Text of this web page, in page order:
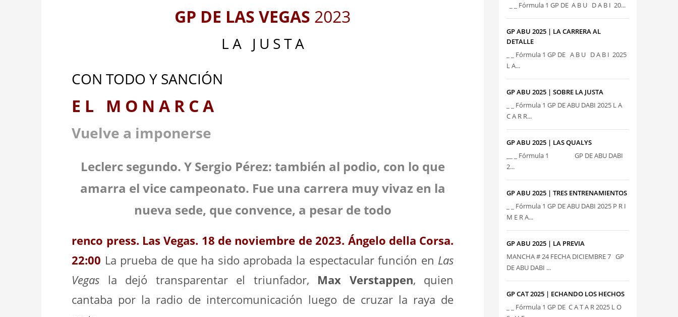
GP DE LAS VEGAS 2023
L A J U S T A
CON TODO Y SANCIÓN
E L M O N A R C A
Vuelve a imponerse
Leclerc segundo. Y Sergio Pérez: también al podio, con lo que
amarra el vice campeonato. Fue una carrera muy vivaz en la
nueva sede, que convence, a pesar de todo
renco press. Las Vegas. 18 de noviembre de 2023. Ángelo della Corsa.
22:00 La prueba de que ha sido aprobada la espectacular función en Las
Vegas la dejó transparentar el triunfador, Max Verstappen, quien
cantaba por la radio de intercomunicación luego de cruzar la raya de
_ _ Fórmula 1 GP DE A B U D A B I 20...
GP ABU 2025 | LA CARRERA AL
DETALLE
_ _ Fórmula 1 GP DE A B U D A B I 2025
L A...
GP ABU 2025 | SOBRE LA JUSTA
_ _ Fórmula 1 GP DE ABU DABI 2025 L A
C A R R...
GP ABU 2025 | LAS QUALYS
__ _ Fórmula 1 GP DE ABU DABI
2...
GP ABU 2025 | TRES ENTRENAMIENTOS
_ _ Fórmula 1 GP DE ABU DABI 2025 P R I
M E R A...
GP ABU 2025 | LA PREVIA
MANCHA # 24 FECHA DICIEMBRE 7 GP
DE ABU DABI ...
GP CAT 2025 | ECHANDO LOS HECHOS
_ _ Fórmula 1 GP DE C A T A R 2025 L O